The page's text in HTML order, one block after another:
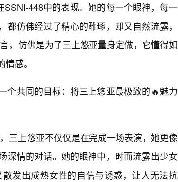
SSNI-448中的表现。她的每一个眼神，每一
仿佛经过了精心的雕琢，却又自然流露，
，仿佛是为了三上悠亚量身定做，它懂得如
感。
个共同的目标：将三上悠亚最极致的🔥魅力
三上悠亚不仅仅是在完成一场表演，她更像
深情的对话。她的眼神中，时而流露出少女
发出成熟女性的自信与诱惑，让人无法抗